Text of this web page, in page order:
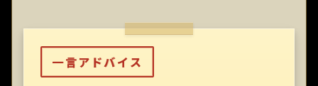
一言アドバイス